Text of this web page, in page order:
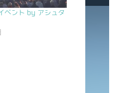
ベント by アシュタ